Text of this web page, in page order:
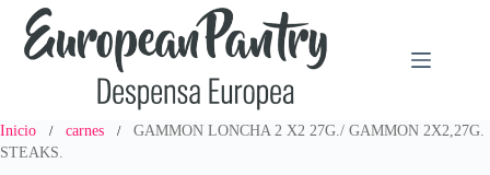
Saltar
contenido
Inicio / carnes /
GAMMON LONCHA 2 X2 27G./ GAMMON 2X2,27G.
STEAKS.